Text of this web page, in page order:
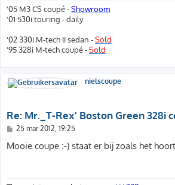
'05 M3 CS coupé -Showroom
'01 530i touring - daily
'02 330i M-tech II sedan -Sold
'95 328i M-tech coupé -Sold
nielscoupe
Re: Mr._T-Rex' Boston Green 328i
B
r
i
25 mar 2012, 19:25
Mooie coupe :-) staat er bij zoals het hoort